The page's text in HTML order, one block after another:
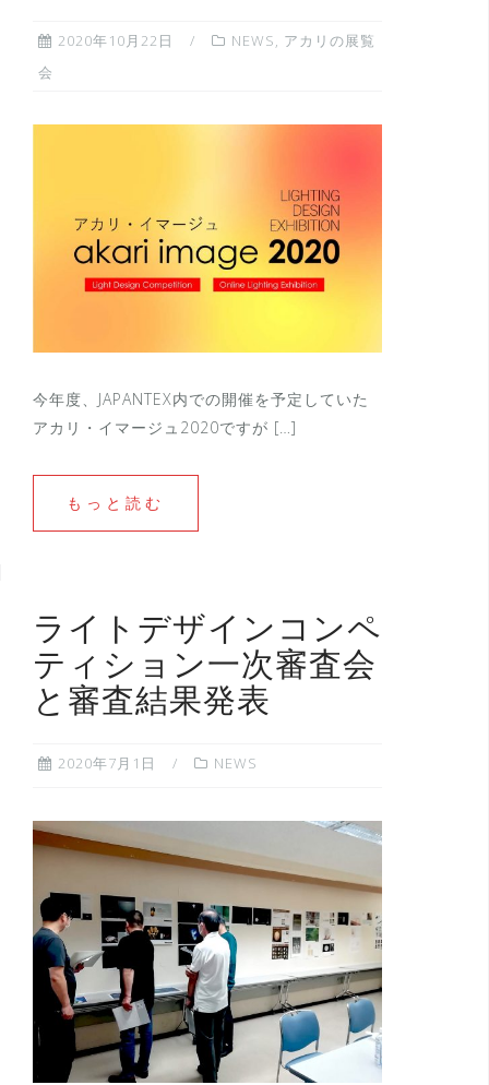
2020年10月22日 NEWS, アカリの展覧
会
今年度、JAPANTEX内での開催を予定していた
アカリ・イマージュ2020ですが […]
もっと読む
ライトデザインコンペ
ティション一次審査会
と審査結果発表
2020年7月1日 NEWS